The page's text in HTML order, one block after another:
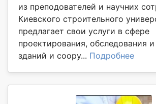
из преподователей и научних
Киевского строительного
предлагает свои услуги в сфере
проектирования, обследования
зданий и соору... Подробнее